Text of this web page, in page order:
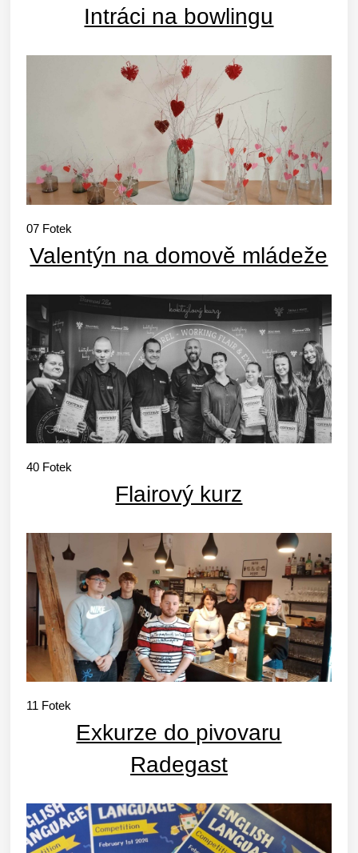
Intráci na bowlingu
07 Fotek
Valentýn na domově mládeže
40 Fotek
Flairový kurz
11 Fotek
Exkurze do pivovaru
Radegast